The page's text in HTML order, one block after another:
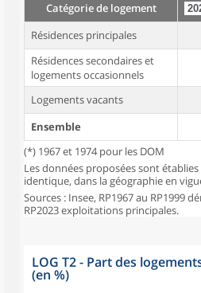
Catégorie de logement
Résidences principales
Résidences secondaires et
logements occasionnels
Logements vacants
Ensemble
(*) 1967 et 1974 pour les DOM
Les données proposées sont
identique, dans la géographie en
Sources : Insee, RP1967 au RP1999
RP2023 exploitations principales.
LOG T2 - Part des
(en %)